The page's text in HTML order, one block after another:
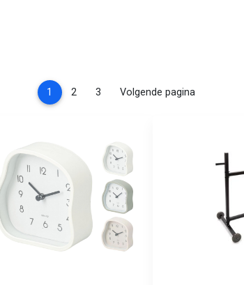
1 (current)
2 3 Volgende pagina